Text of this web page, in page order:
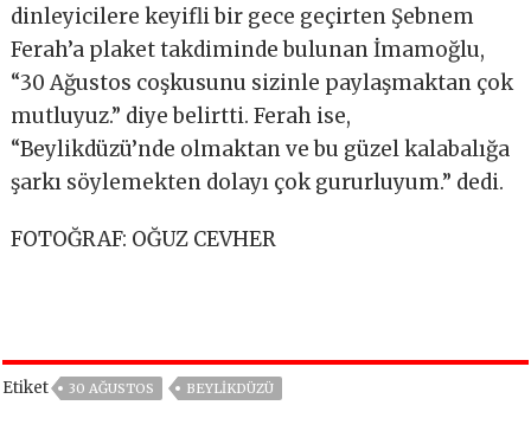
dinleyicilere keyifli bir gece geçirten Şebnem
Ferah’a plaket takdiminde bulunan İmamoğlu,
“30 Ağustos coşkusunu sizinle paylaşmaktan çok
mutluyuz.” diye belirtti. Ferah ise,
“Beylikdüzü’nde olmaktan ve bu güzel kalabalığa
şarkı söylemekten dolayı çok gururluyum.” dedi.
FOTOĞRAF: OĞUZ CEVHER
Etiket 30 AĞUSTOS BEYLIKDÜZÜ